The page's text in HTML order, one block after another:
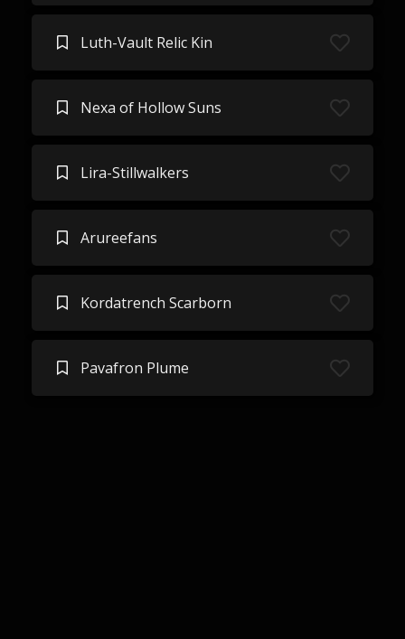
Luth-Vault Relic Kin
Nexa of Hollow Suns
Lira-Stillwalkers
Arureefans
Kordatrench Scarborn
Pavafron Plume